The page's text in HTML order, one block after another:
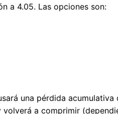
a 4.05. Las opciones son:
una pérdida acumulativa
a comprimir